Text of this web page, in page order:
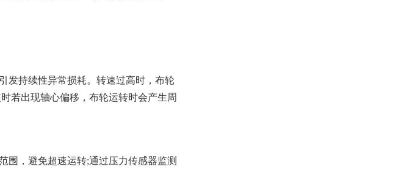
持续性异常损耗。转速过高时，布轮
若出现轴心偏移，布轮运转时会产生周
，避免超速运转;通过压力传感器监测